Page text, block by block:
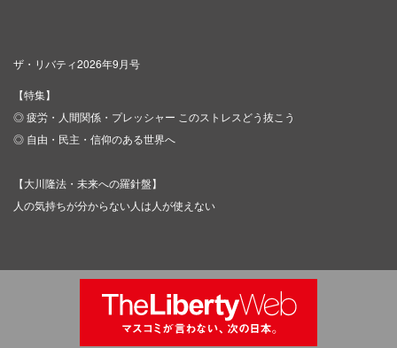
ザ・リバティ2026年9月号
【特集】
◎ 疲労・人間関係・プレッシャー このストレスどう抜こう
◎ 自由・民主・信仰のある世界へ
【大川隆法・未来への羅針盤】
人の気持ちが分からない人は人が使えない